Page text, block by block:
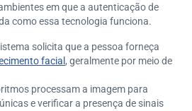
em que a autenticação de
como essa tecnologia funciona.
solicita que a pessoa forneça
facial , geralmente por meio de
processam a imagem para
e verificar a presença de sinais